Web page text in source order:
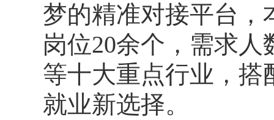
梦的精准对接平台，
岗位20余个，需求
等十大重点行业，搭
就业新选择。